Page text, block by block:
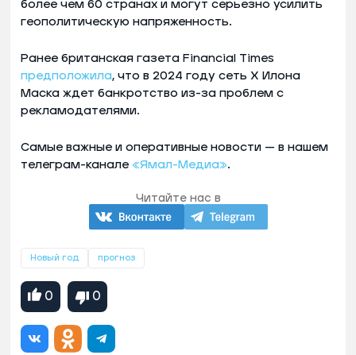
более чем 60 странах и могут серьезно усилить
геополитическую напряженность.
Ранее британская газета Financial Times
предположила, что в 2024 году сеть Х Илона
Маска ждет банкротство из-за проблем с
рекламодателями.
Самые важные и оперативные новости — в нашем
телеграм-канале «Ямал-Медиа».
Читайте нас в
Новый год прогноз
0 0